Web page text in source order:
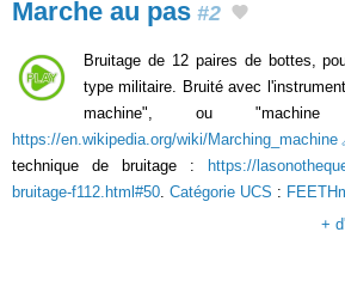
Marche au pas #2
Bruitage de 12 paires de bottes,
type militaire. Bruité avec
machine", ou
https://en.wikipedia.org/wiki/Marching_machine
technique de bruitage :
https://
bruitage-f112.html#50 Catégorie UCS :
+